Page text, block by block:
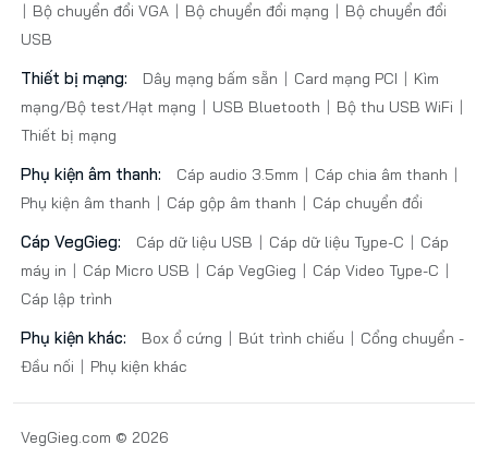
Bộ chuyển đổi VGA
Bộ chuyển đổi mạng
Bộ chuyển đổi
USB
Thiết bị mạng: Dây mạng bấm sẵn Card mạng PCI
Kìm
mạng/Bộ test/Hạt mạng
USB Bluetooth
Bộ thu USB WiFi
Thiết bị mạng
Phụ kiện âm thanh: Cáp audio 3.5mm
Cáp chia âm thanh
Phụ kiện âm thanh
Cáp gộp âm thanh Cáp chuyển đổi
Cáp VegGieg: Cáp dữ liệu USB Cáp dữ liệu Type-C
Cáp
máy in
Cáp Micro USB Cáp VegGieg
Cáp Video Type-C
Cáp lập trình
Phụ kiện khác: Box ổ cứng Bút trình chiếu
Cổng chuyển -
Đầu nối
Phụ kiện khác
VegGieg.com © 2026